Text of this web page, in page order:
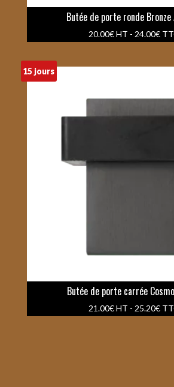
Butée de porte ronde
20.00€HT - 24.00€
15 jours
Butée de porte carrée
21.00€HT - 25.20€